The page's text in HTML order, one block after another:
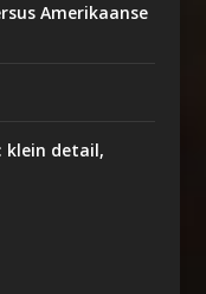
Amerikaanse
klein detail,